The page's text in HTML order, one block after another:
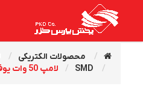
محصولات الکتریکی
SMD
لامپ 50 وات یوفو